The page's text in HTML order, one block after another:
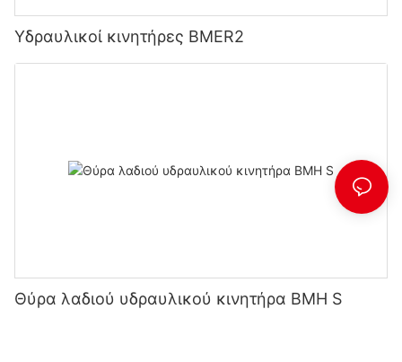
Υδραυλικοί κινητήρες BMER2
Θύρα λαδιού υδραυλικού κινητήρα BMH S